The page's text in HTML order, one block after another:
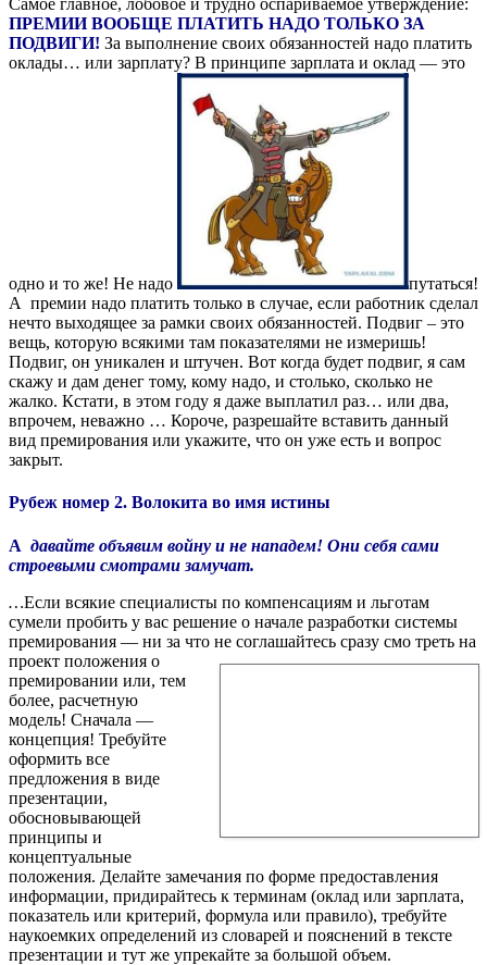
Самое главное, лобовое и трудно оспариваемое утверждение:
ПРЕМИИ ВООБЩЕ ПЛАТИТЬ НАДО ТОЛЬКО ЗА
ПОДВИГИ! За выполнение своих обязанностей надо платить
оклады… или зарплату? В принципе зарплата и оклад — это
одно и то же! Не надо
путаться!
А премии надо платить только в случае, если работник сделал
нечто выходящее за рамки своих обязанностей. Подвиг – это
вещь, которую всякими там показателями не измеришь!
Подвиг, он уникален и штучен. Вот когда будет подвиг, я сам
скажу и дам денег тому, кому надо, и столько, сколько не
жалко. Кстати, в этом году я даже выплатил раз… или два,
впрочем, неважно … Короче, разрешайте вставить данный
вид премирования или укажите, что он уже есть и вопрос
закрыт.
Рубеж номер 2. Волокита во имя истины
А давайте объявим войну и не нападем! Они себя сами
строевыми смотрами замучат.
…Если всякие специалисты по компенсациям и льготам
сумели пробить у вас решение о начале разработки системы
премирования — ни за что не соглашайтесь сразу смо треть на
проект положения о
премировании или, тем
более, расчетную
модель! Сначала —
концепция! Требуйте
оформить все
предложения в виде
презентации,
обосновывающей
принципы и
концептуальные
положения. Делайте замечания по форме предоставления
информации, придирайтесь к терминам (оклад или зарплата,
показатель или критерий, формула или правило), требуйте
наукоемких определений из словарей и пояснений в тексте
презентации и тут же упрекайте за большой объем.